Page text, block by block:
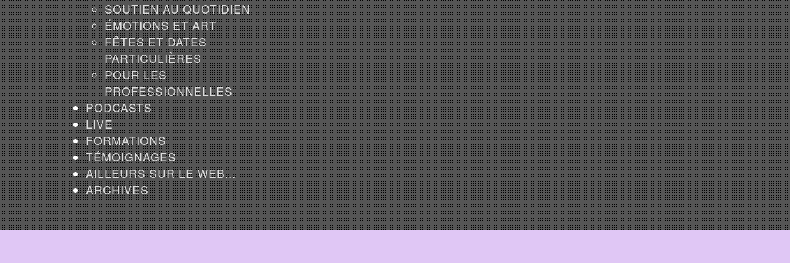
SOUTIEN AU QUOTIDIEN
ÉMOTIONS ET ART
FÊTES ET DATES
PARTICULIÈRES
POUR LES
PROFESSIONNELLES
PODCASTS
LIVE
FORMATIONS
TÉMOIGNAGES
AILLEURS SUR LE WEB...
ARCHIVES